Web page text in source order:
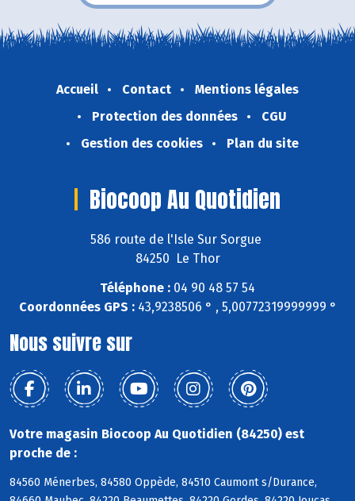
Accueil Contact
Mentions légales
Protection des données
CGU
Gestion des cookies
Plan du site
Biocoop Au Quotidien
586 route de l'Isle Sur Sorgue
84250 Le Thor
Téléphone : 04 90 48 57 54
Coordonnées GPS :43,9238506 ° , 5,00772319999999 °
Nous suivre sur
Votre magasin Biocoop Au Quotidien (84250) est
proche de :
84560 Ménerbes, 84580 Oppède, 84510 Caumont s/Durance,